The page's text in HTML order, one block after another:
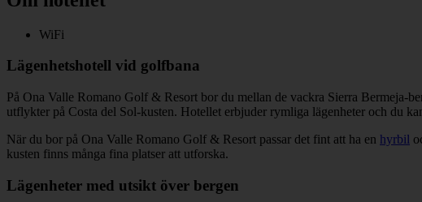
WiFi
Lägenhetshotell vid golfbana
På Ona Valle Romano Golf & Resort bor du mellan de vackra Sierra Bermeja-
utflykter på Costa del Sol-kusten. Hotellet erbjuder rymliga lägenheter och du
När du bor på Ona Valle Romano Golf & Resort passar det fint att ha en hyrbil
kusten finns många fina platser att utforska.
Lägenheter med utsikt över bergen